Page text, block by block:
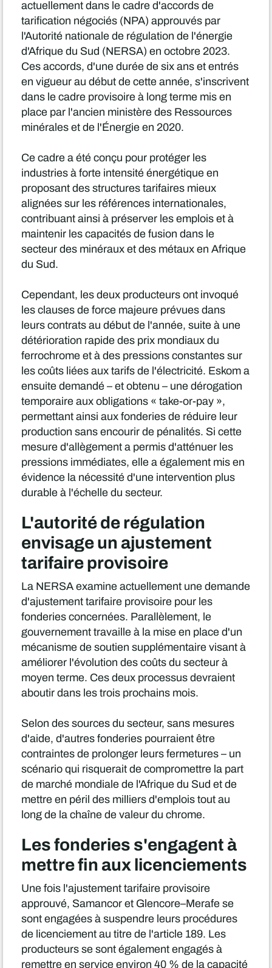
actuellement dans le cadre d'accords de
tarification négociés (NPA) approuvés par
l'Autorité nationale de régulation de l'énergie
d'Afrique du Sud (NERSA) en octobre 2023.
Ces accords, d'une durée de six ans et entrés
en vigueur au début de cette année, s'inscrivent
dans le cadre provisoire à long terme mis en
place par l'ancien ministère des Ressources
minérales et de l'Énergie en 2020.
Ce cadre a été conçu pour protéger les
industries à forte intensité énergétique en
proposant des structures tarifaires mieux
alignées sur les références internationales,
contribuant ainsi à préserver les emplois et à
maintenir les capacités de fusion dans le
secteur des minéraux et des métaux en Afrique
du Sud.
Cependant, les deux producteurs ont invoqué
les clauses de force majeure prévues dans
leurs contrats au début de l'année, suite à une
détérioration rapide des prix mondiaux du
ferrochrome et à des pressions constantes sur
les coûts liées aux tarifs de l'électricité. Eskom a
ensuite demandé – et obtenu – une dérogation
temporaire aux obligations « take-or-pay »,
permettant ainsi aux fonderies de réduire leur
production sans encourir de pénalités. Si cette
mesure d'allègement a permis d'atténuer les
pressions immédiates, elle a également mis en
évidence la nécessité d'une intervention plus
durable à l'échelle du secteur.
L'autorité de régulation
envisage un ajustement
tarifaire provisoire
La NERSA examine actuellement une demande
d'ajustement tarifaire provisoire pour les
fonderies concernées. Parallèlement, le
gouvernement travaille à la mise en place d'un
mécanisme de soutien supplémentaire visant à
améliorer l'évolution des coûts du secteur à
moyen terme. Ces deux processus devraient
aboutir dans les trois prochains mois.
Selon des sources du secteur, sans mesures
d'aide, d'autres fonderies pourraient être
contraintes de prolonger leurs fermetures – un
scénario qui risquerait de compromettre la part
de marché mondiale de l'Afrique du Sud et de
mettre en péril des milliers d'emplois tout au
long de la chaîne de valeur du chrome.
Les fonderies s'engagent à
mettre fin aux licenciements
Une fois l'ajustement tarifaire provisoire
approuvé, Samancor et Glencore–Merafe se
sont engagées à suspendre leurs procédures
de licenciement au titre de l'article 189. Les
producteurs se sont également engagés à
remettre en service environ 40 % de la capacité